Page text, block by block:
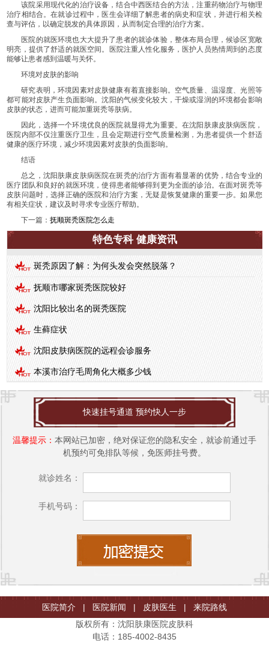
该院采用现代化的治疗设备，结合中西医结合的方法，注重药物治疗与物理
治疗相结合。在就诊过程中，医生会详细了解患者的病史和症状，并进行相关检
查与评估，以确定脱发的具体原因，从而制定合理的治疗方案。
医院的就医环境也大大提升了患者的就诊体验，整体布局合理，候诊区宽敞
明亮，提供了舒适的就医空间。医院注重人性化服务，医护人员热情周到的态度
能够让患者感到温暖与关怀。
环境对皮肤的影响
研究表明，环境因素对皮肤健康有着直接影响。空气质量、温湿度、光照等
都可能对皮肤产生负面影响。沈阳的气候变化较大，干燥或湿润的环境都会影响
皮肤的状态，进而可能加重斑秃等肤病。
因此，选择一个环境优良的医院就显得尤为重要。在沈阳肤康皮肤病医院，
医院内部不仅注重医疗卫生，且会定期进行空气质量检测，为患者提供一个舒适
健康的医疗环境，减少环境因素对皮肤的负面影响。
结语
总之，沈阳肤康皮肤病医院在斑秃的治疗方面有着显著的优势，结合专业的
医疗团队和良好的就医环境，使得患者能够得到更为全面的诊治。在面对斑秃等
皮肤问题时，选择正确的医院和治疗方案，无疑是恢复健康的重要一步。如果您
有相关症状，建议及时寻求专业医疗帮助。
下一篇：抚顺斑秃医院怎么走
特色专科 健康资讯
斑秃原因了解：为何头发会突然脱落？
抚顺市哪家斑秃医院较好
沈阳比较出名的斑秃医院
生藓症状
沈阳皮肤病医院的远程会诊服务
本溪市治疗毛周角化大概多少钱
快速挂号通道 预约快人一步
温馨提示： 本网站已加密，绝对保证您的隐私安全，就诊前通过手
机预约可免排队等候，免医师挂号费。
就诊姓名：
手机号码：
医院简介 | 医院新闻 | 皮肤医生 |
来院路线
版权所有：沈阳肤康医院皮肤科
电话：185-4002-8435